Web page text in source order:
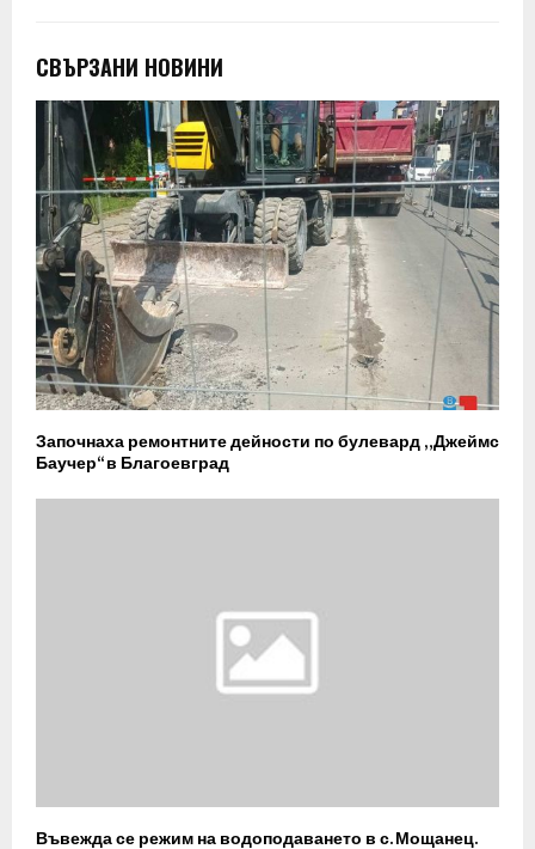
СВЪРЗАНИ НОВИНИ
Започнаха ремонтните дейности по булевард „Джеймс
Баучер“ в Благоевград
Въвежда се режим на водоподаването в с. Мощанец.